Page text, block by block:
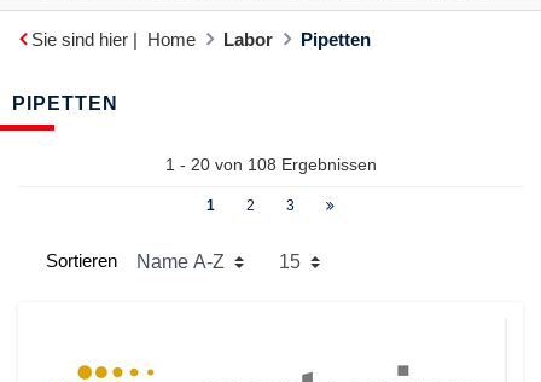
Sie sind hier | Home Labor Pipetten
PIPETTEN
1 - 20 von 108 Ergebnissen
1 2 3
Sortieren